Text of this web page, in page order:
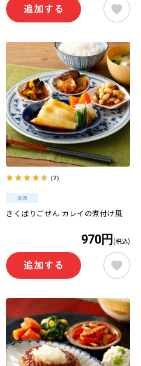
（7）
きくばりごぜん カレイの煮付け風
970円 (税込)